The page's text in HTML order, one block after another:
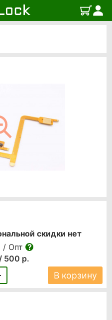
скидки нет
/ Опт
500 р.
В корзину